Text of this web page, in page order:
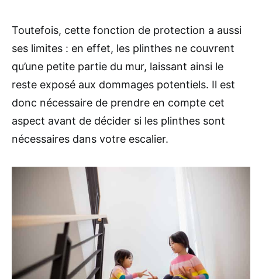
Toutefois, cette fonction de protection a aussi
ses limites : en effet, les plinthes ne couvrent
qu’une petite partie du mur, laissant ainsi le
reste exposé aux dommages potentiels. Il est
donc nécessaire de prendre en compte cet
aspect avant de décider si les plinthes sont
nécessaires dans votre escalier.